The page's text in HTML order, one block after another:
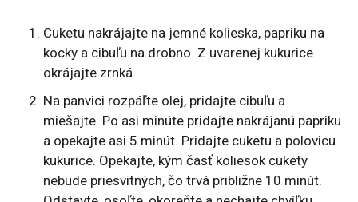
Cuketu nakrájajte na jemné kolieska, papriku na
kocky a cibuľu na drobno. Z uvarenej kukurice
okrájajte zrnká.
Na panvici rozpáľte olej, pridajte cibuľu a
miešajte. Po asi minúte pridajte nakrájanú papriku
a opekajte asi 5 minút. Pridajte cuketu a polovicu
kukurice. Opekajte, kým časť koliesok cukety
nebude priesvitných, čo trvá približne 10 minút.